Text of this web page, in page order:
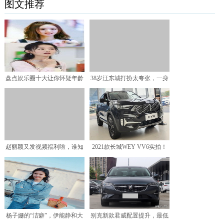
图文推荐
盘点娱乐圈十大让你怀疑年龄
38岁汪东城打扮太夸张，一身
名牌却很土气，手持推
赵丽颖又发视频福利啦，谁知
粉丝却遭N连击，粉丝哭
2021款长城WEY VV6实拍！
车长4625m
杨子姗的“洁癖”，伊能静和大
别克新款君威配置提升，最低